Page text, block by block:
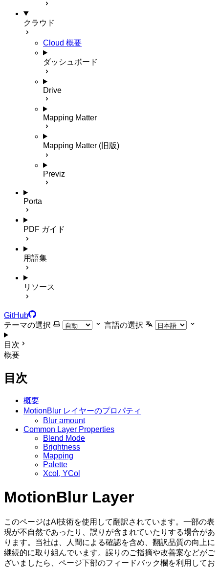
クラウド
Cloud 概要
ダッシュボード
Drive
Mapping Matter
Mapping Matter (旧版)
Previz
Porta
PDF ガイド
用語集
リソース
GitHub
テーマの選択
言語の選択
目次
概要
目次
概要
MotionBlur レイヤーのプロパティ
Blur amount
Common Layer Properties
Blend Mode
Brightness
Mapping
Palette
Xcol, YCol
MotionBlur Layer
このページはAI技術を使用して翻訳されています。一部の表
現が不自然であったり、誤りが含まれていたりする場合があ
ります。当社は、人間による確認を含め、翻訳品質の向上に
継続的に取り組んでいます。誤りのご指摘や改善案などがご
ざいましたら、ページ下部のフィードバック欄を利用してお